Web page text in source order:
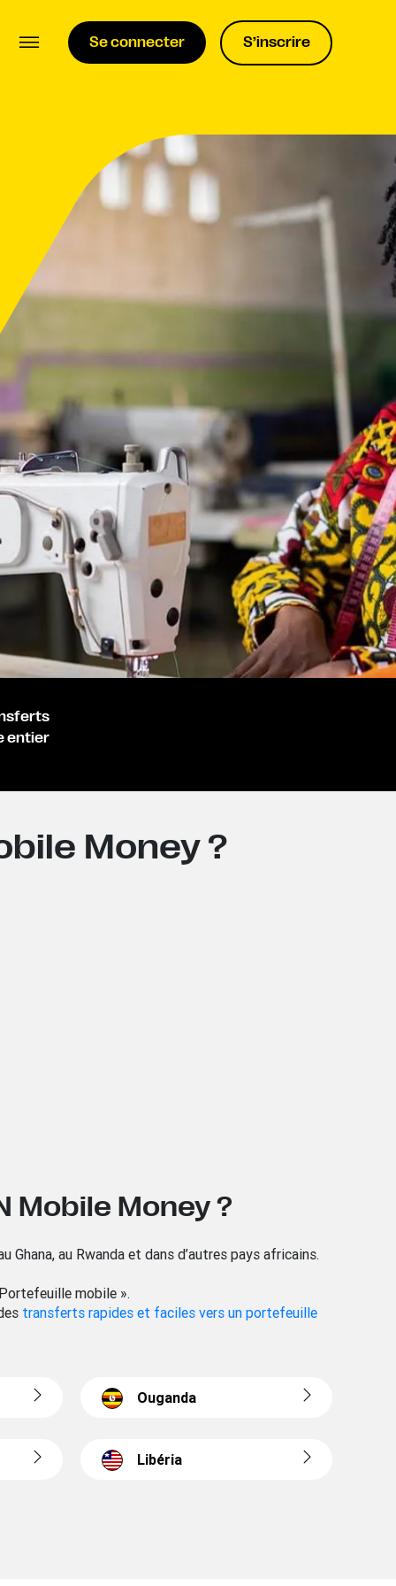
Se connecter S’inscrire
entier
Money ?
Mobile Money ?
Ghana, au Rwanda et dans d’autres pays africains.
mobile ».
transferts rapides et faciles vers un portefeuille
Ouganda
Libéria